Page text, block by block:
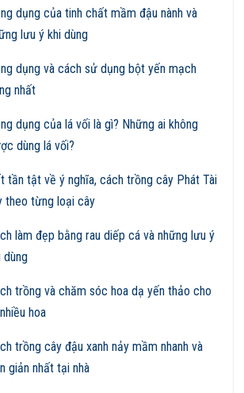
dụng của tinh chất mầm đậu nành và
lưu ý khi dùng
dụng và cách sử dụng bột yến mạch
nhất
dụng của lá vối là gì? Những ai không
dùng lá vối?
tần tật về ý nghĩa, cách trồng cây Phát Tài
theo từng loại cây
làm đẹp bằng rau diếp cá và những lưu ý
dùng
trồng và chăm sóc hoa dạ yến thảo cho
hoa
trồng cây đậu xanh nảy mầm nhanh và
giản nhất tại nhà